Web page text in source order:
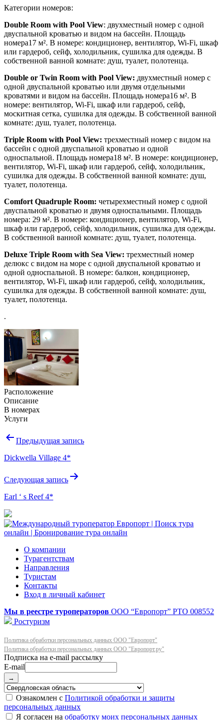
Категории номеров:
Double Room with Pool View: двухместный номер с одной
двуспальной кроватью и видом на бассейн. Площадь
номера17 м². В номере: кондиционер, вентилятор, Wi-Fi, шкаф
или гардероб, сейф, холодильник, сушилка для одежды. В
собственной ванной комнате: душ, туалет, полотенца.
Double or Twin Room with Pool View: двухместный номер с
одной двуспальной кроватью или двумя отдельными
кроватями и видом на бассейн. Площадь номера16 м². В
номере: вентилятор, Wi-Fi, шкаф или гардероб, сейф,
москитная сетка, сушилка для одежды. В собственной ванной
комнате: душ, туалет, полотенца.
Triple Room with Pool View: трехместный номер с видом на
бассейн с одной двуспальной кроватью и одной
односпальной. Площадь номера18 м². В номере: кондиционер,
вентилятор, Wi-Fi, шкаф или гардероб, сейф, холодильник,
сушилка для одежды. В собственной ванной комнате: душ,
туалет, полотенца.
Comfort Quadruple Room: четырехместный номер с одной
двуспальной кроватью и двумя односпальными. Площадь
номера: 29 м². В номере: кондиционер, вентилятор, Wi-Fi,
шкаф или гардероб, сейф, холодильник, сушилка для одежды.
В собственной ванной комнате: душ, туалет, полотенца.
Deluxe Triple Room with Sea View: трехместный номер
делюкс с видом на море с одной двуспальной кроватью и
одной односпальной. В номере: балкон, кондиционер,
вентилятор, Wi-Fi, шкаф или гардероб, сейф, холодильник,
сушилка для одежды. В собственной ванной комнате: душ,
туалет, полотенца.
.
Расположение
Описание
В номерах
Услуги
Навигация
записям
Предыдущая запись
Dickwella Village 4*
Следующая запись
Earl ‘ s Reef 4*
О компании
Турагентствам
Направления
Туристам
Контакты
Вход в личный кабинет
Мы в реестре туроператоров ООО “Европорт” РТО 008552
Ростуризм
Политика обработки персональных данных ООО "Европорт"
Политика обработки персональных данных ООО "Европорт.ру"
E-mail
→
Ознакомлен с Политикой обработки и защиты
персональных данных
Я согласен на обработку моих персональных данных